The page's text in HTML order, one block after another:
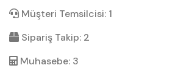
Müşteri Temsilcisi: 1
Sipariş Takip: 2
Muhasebe: 3